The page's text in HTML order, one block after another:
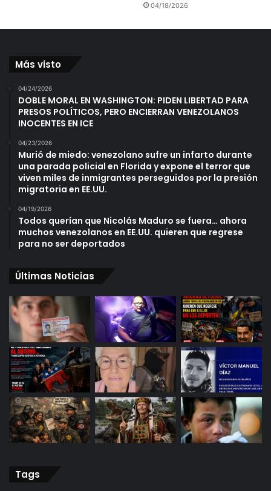
04/18/2026
Más visto
04/24/2026
DOBLE MORAL EN WASHINGTON: PIDEN LIBERTAD PARA
PRESOS POLÍTICOS, PERO ENCIERRAN VENEZOLANOS
INOCENTES EN ICE
04/23/2026
Murió de miedo: venezolano sufre un infarto durante
una parada policial en Florida y expone el terror que
viven miles de inmigrantes perseguidos por la presión
migratoria en EE.UU.
04/19/2026
Todos querían que Nicolás Maduro se fuera… ahora
muchos venezolanos en EE.UU. quieren que regrese
para no ser deportados
Últimas Noticias
Tags